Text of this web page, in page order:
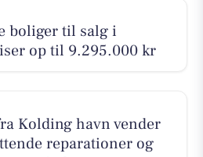
boliger til salg i
op til 9.295.000 kr
Kolding havn vender
reparationer og